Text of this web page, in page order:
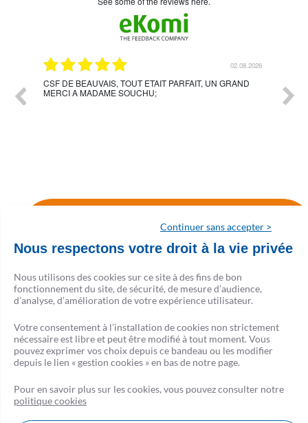
02.08.2026
CSF DE BEAUVAIS, TOUT ETAIT PARFAIT, UN GRAND
MERCI A MADAME SOUCHU;
l'agence de Tours
Nous contacter FAQ AVIS CSF
Continuer sans accepter >
Nous respectons votre droit à la vie privée
Nous utilisons des cookies sur ce site à des fins de bon
fonctionnement du site, de sécurité, de mesure d’audience,
d’analyse, d’amélioration de votre expérience utilisateur.
Votre consentement à l’installation de cookies non strictement
nécessaire est libre et peut être modifié à tout moment. Vous
pouvez exprimer vos choix depuis ce bandeau ou les modifier
depuis le lien « gestion cookies » en bas de notre page.
Pour en savoir plus sur les cookies, vous pouvez consulter notre
politique cookies